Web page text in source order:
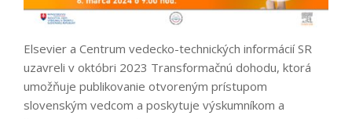
Elsevier a Centrum vedecko-technických informácií SR
uzavreli v októbri 2023 Transformačnú dohodu, ktorá
umožňuje publikovanie otvoreným prístupom
slovenským vedcom a poskytuje výskumníkom a